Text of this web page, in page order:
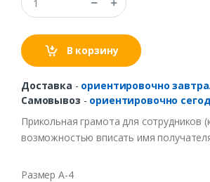
В корзину
Доставка - ориентировочно завтра.
Самовывоз - ориентировочно
Прикольная грамота для сотрудников
возможностью вписать имя
Размер А-4